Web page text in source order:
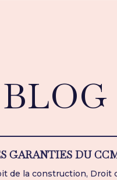
BLOG
GARANTIES DU
de la construction, Droit